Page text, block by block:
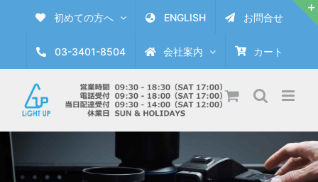
初めての方へ ENGLISH お問合せ
03-3401-8504 会社案内 カート